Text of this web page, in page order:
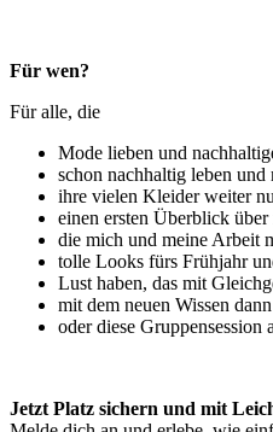
Für wen?
Für alle, die
Mode lieben und
schon nachhaltig leben und
ihre vielen Kleider weiter
einen ersten Überblick
die mich und meine Arbeit
tolle Looks fürs Frühjahr
Lust haben, das mit
mit dem neuen Wissen
oderdiese Gruppensession
Jetzt Platz sichern und mit